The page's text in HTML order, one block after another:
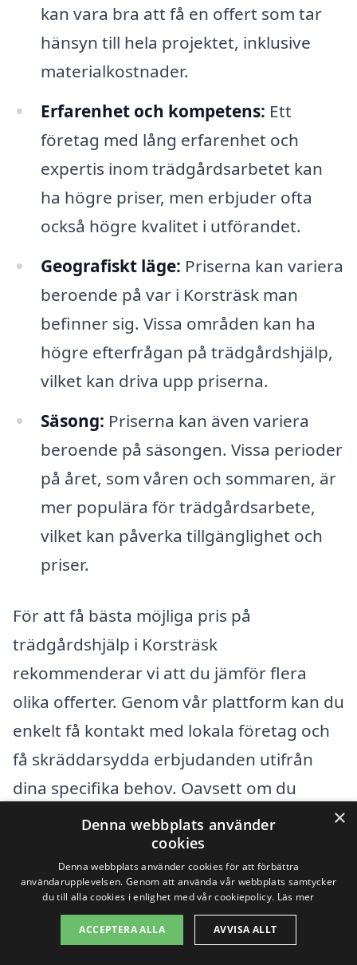
kan vara bra att få en offert som tar
hänsyn till hela projektet, inklusive
materialkostnader.
Erfarenhet och kompetens: Ett
företag med lång erfarenhet och
expertis inom trädgårdsarbetet kan
ha högre priser, men erbjuder ofta
också högre kvalitet i utförandet.
Geografiskt läge: Priserna kan variera
beroende på var i Korsträsk man
befinner sig. Vissa områden kan ha
högre efterfrågan på trädgårdshjälp,
vilket kan driva upp priserna.
Säsong: Priserna kan även variera
beroende på säsongen. Vissa perioder
på året, som våren och sommaren, är
mer populära för trädgårdsarbete,
vilket kan påverka tillgänglighet och
priser.
För att få bästa möjliga pris på
trädgårdshjälp i Korsträsk
rekommenderar vi att du jämför flera
olika offerter. Genom vår plattform kan du
enkelt få kontakt med lokala företag och
få skräddarsydda erbjudanden utifrån
dina specifika behov. Oavsett om du
behöver regelbundet underhåll eller en
engångsinsats, kan vi hjälpa dig att hitta
rätt och prisvärd hjälp. Tack vare vår
användarvänliga plattform, blir det
enklare än någonsin att navigera i
×
Denna webbplats använder
cookies
Denna webbplats använder cookies för att förbättra
användarupplevelsen. Genom att använda vår webbplats samtycker
du till alla cookies i enlighet med vår cookiepolicy. Läs mer
ACCEPTERA ALLA AVVISA ALLT